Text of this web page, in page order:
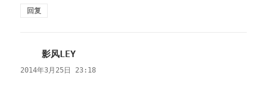
回复
影风LEY
道：
2014年3月25日 23:18